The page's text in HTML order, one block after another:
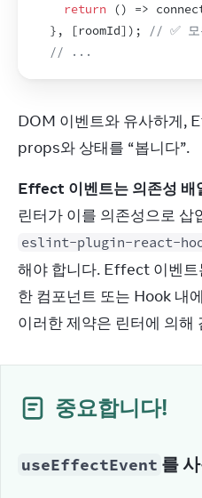
return
() =>
} , [roomId] ) ;
// ✅ 모
// ...
DOM 이벤트와 유사하게,
props와 상태를 “봅니다”.
Effect 이벤트는 의존성 배
eslint-plugin-react-
해야 합니다. Effect 이벤
한 컴포넌트 또는 Hook 내
이러한 제약은 린터에 의해
중요합니다!
useEffectEvent 를